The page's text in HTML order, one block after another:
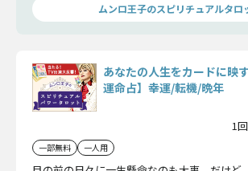
ムンロ王子のスピリチュアルタロ
あなたの人生をカードに映
運命占】幸運/転機/晩年
1
一部無料 一人用